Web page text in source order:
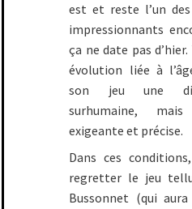
est et reste l’un
impressionnants
ça ne date pas
évolution liée à
son jeu une
surhumaine,
exigeante et précise.
Dans ces
regretter le jeu
Bussonnet (qui